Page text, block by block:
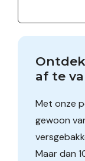
af te
Met onze
gewoon
Maar dan